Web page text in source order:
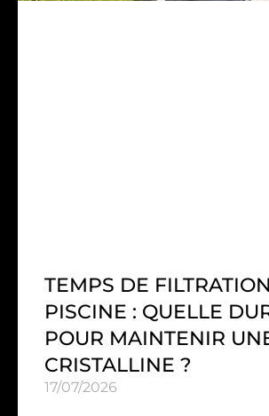
TEMPS DE FILTRATION
PISCINE : QUELLE
POUR MAINTENIR
CRISTALLINE ?
17/07/2026